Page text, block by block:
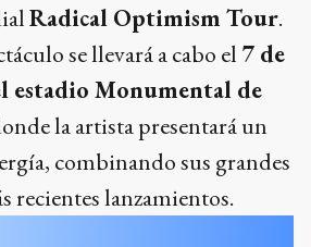
Radical Optimism Tour.
se llevará a cabo el 7 de
estadio Monumental de
la artista presentará un
combinando sus grandes
recientes lanzamientos.